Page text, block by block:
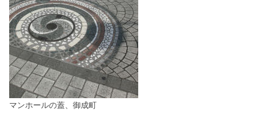
マンホールの蓋、御成町